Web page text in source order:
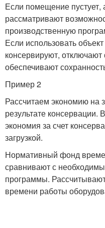
Если помещение пустует,
рассматривают
производственную
Если использовать
консервируют,
обеспечивают
Пример 2
Рассчитаем экономию на
результате консервации.
экономия за счет
загрузкой.
Нормативный фонд
сравнивают с
программы.
времени работы